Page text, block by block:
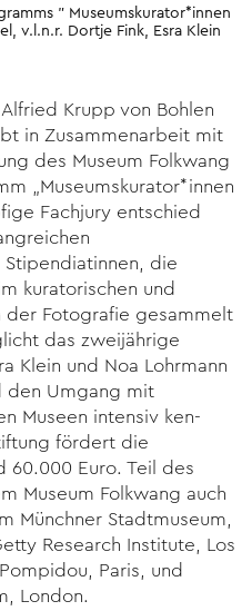
" Museumskurator*innen
v.l.n.r. Dortje Fink, Esra Klein
Krupp von Bohlen
in Zusammenarbeit mit
des Museum Folkwang
„Museumskurator*innen
Fachjury entschied
die
kuratori­schen und
der Fotografie gesammelt
das zweijährige
Klein und Noa Lohrmann
den Umgang mit
Museen intensiv ken­
fördert die
Euro. Teil des
Museum Folkwang auch
Münchner Stadtmuseum,
Research Institute, Los
Paris, und
London.